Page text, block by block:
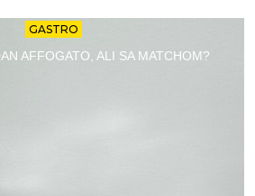
GASTRO
AFFOGATO, ALI SA MATCHOM?